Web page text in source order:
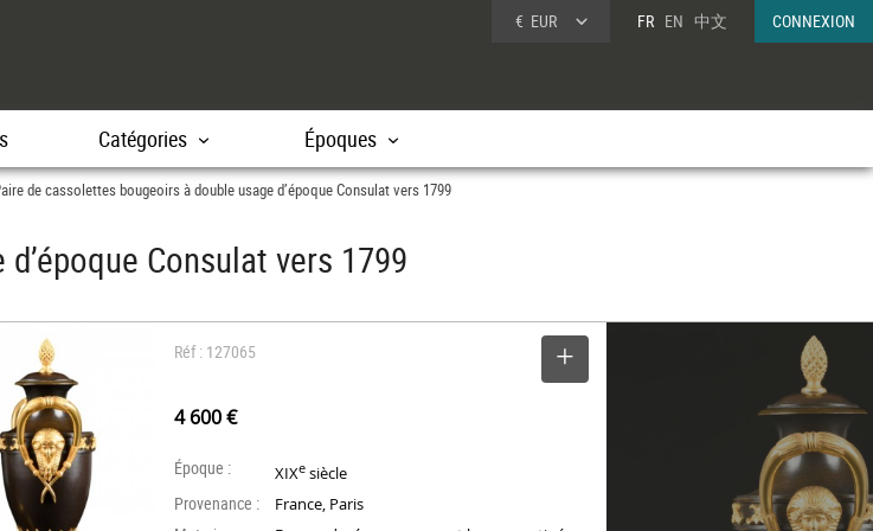
€ EUR FR EN 中文 CONNEXION
Catégories Époques
de cassolettes bougeoirs à double usage d’époque Consulat vers 1799
Consulat vers 1799
Réf : 127065
4 600 €
Époque : XIXe siècle
Provenance : France, Paris